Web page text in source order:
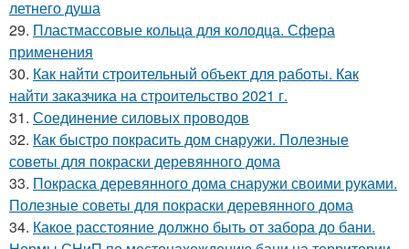
летнего душа
29. Пластмассовые кольца для колодца. Сфера
применения
30. Как найти строительный объект для работы. Как
найти заказчика на строительство 2021 г.
31. Соединение силовых проводов
32. Как быстро покрасить дом снаружи. Полезные
советы для покраски деревянного дома
33. Покраска деревянного дома снаружи своими руками.
Полезные советы для покраски деревянного дома
34. Какое расстояние должно быть от забора до бани.